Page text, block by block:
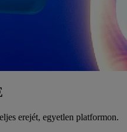
erejét, egyetlen platformon.